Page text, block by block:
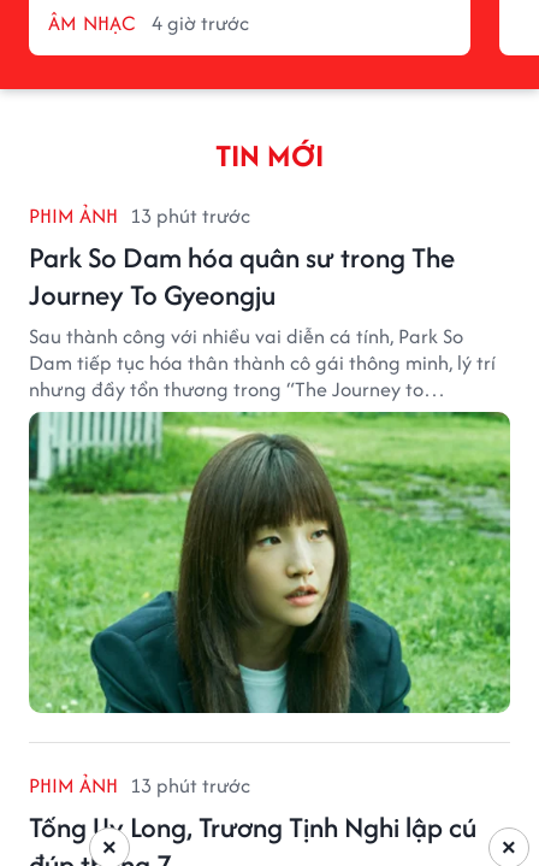
ÂM NHẠC 4 giờ trước
TIN MỚI
PHIM ẢNH 13 phút trước
Park So Dam hóa quân sư trong The
Journey To Gyeongju
Sau thành công với nhiều vai diễn cá tính, Park So
Dam tiếp tục hóa thân thành cô gái thông minh, lý trí
nhưng đầy tổn thương trong “The Journey to
Gyeongju”.
PHIM ẢNH 13 phút trước
Tống Uy Long, Trương Tịnh Nghi lập cú
×
×